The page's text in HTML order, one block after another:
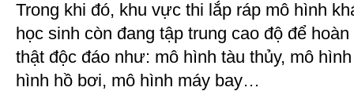
Trong khi đó, khu vực thi lắp ráp mô hình
học sinh còn đang tập trung cao độ để
thật độc đáo như: mô hình tàu thủy, mô
hình hồ bơi, mô hình máy bay…